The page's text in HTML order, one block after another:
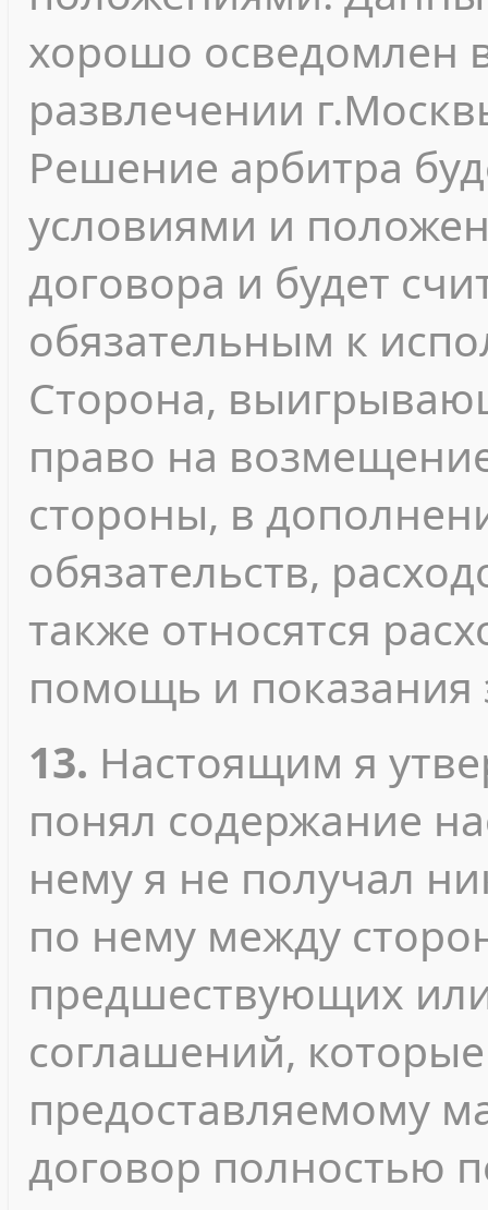
хорошо осведомлен
развлечении
Решение арбитра
условиями и
договора и будет
обязательным к
Сторона,
право на
стороны, в
обязательств,
также относятся
помощь и показания
13. Настоящим я
понял содержание
нему я не получал
по нему между
предшествующих
соглашений, которые
предоставляемому
договор полностью